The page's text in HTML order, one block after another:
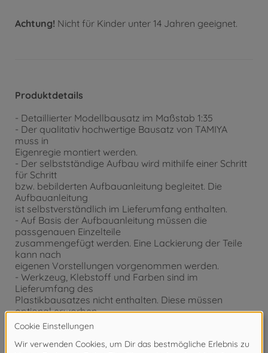
Achtung! Nicht für Kinder unter 14 Jahren geeignet.
Produktdetails
- Detaillierter Modellbausatz im Maßstab 1:35
- Der qualitativ hochwertige Bausatz von TAMIYA
muss in
Eigenregie montiert werden.
- Der selbstständige Aufbau wird mithilfe einer Schritt
für Schritt
bzw. bebilderten Aufbauanleitung begleitet. Die
Aufbauanleitung
ist selbstverständlich im Lieferumfang enthalten.
- Auf Basis der Aufbauanleitung müssen die
passgenauen Einzelteile
zusammengefügt werden. Eine Lackierung der Teile
kann nach
eigenen Vorstellungen vorgenommen werden.
- Werkzeug, Klebstoff und Farben sind im
Lieferumfang des
Plastikbausatzes nicht enthalten. Diese müssen
optional erworben
werden.